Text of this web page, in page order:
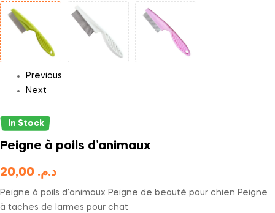
Previous
Next
In Stock
Peigne à poils d’animaux
د.م.
Peigne à poils d’animaux Peigne de beauté pour chien Peigne
à taches de larmes pour chat